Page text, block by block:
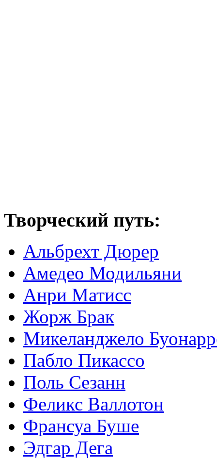
Творческий путь:
Альбрехт Дюрер
Амедео Модильяни
Анри Матисс
Жорж Брак
Микеланджело
Пабло Пикассо
Поль Сезанн
Феликс Валлотон
Франсуа Буше
Эдгар Дега